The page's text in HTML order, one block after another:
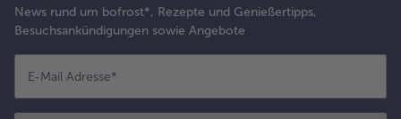
News rund um bofrost*, Rezepte und Genießertipps,
Besuchsankündigungen sowie Angebote
E-Mail Adresse*